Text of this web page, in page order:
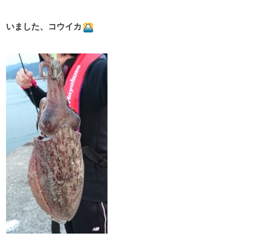
いました、コウイカ